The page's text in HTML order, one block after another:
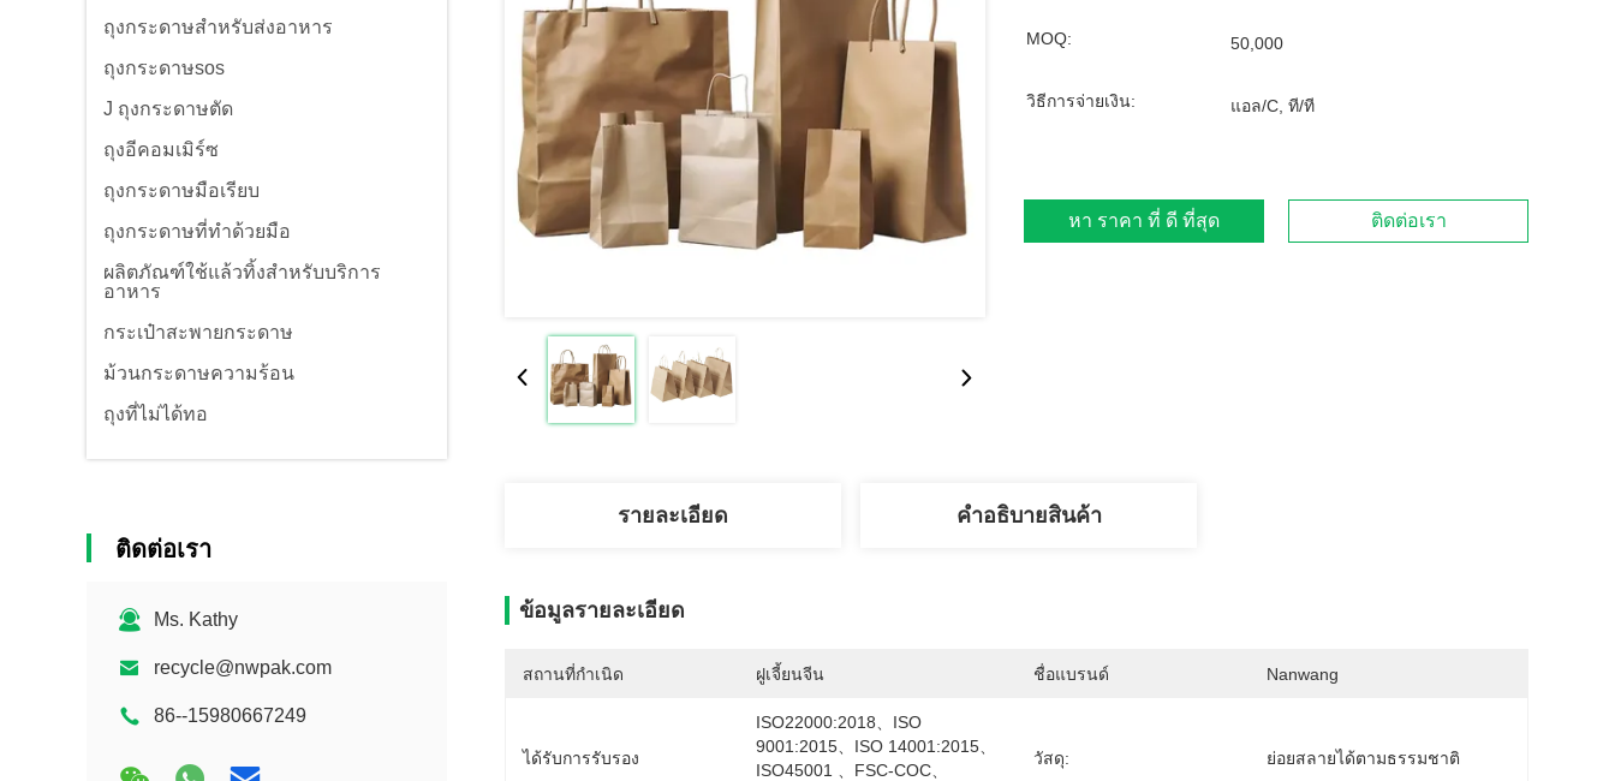
ถุงกระดาษสำหรับส่งอาหาร
ถุงกระดาษsos
J ถุงกระดาษตัด
ถุงอีคอมเมิร์ซ
ถุงกระดาษมือเรียบ
ถุงกระดาษที่ทําด้วยมือ
ผลิตภัณฑ์ใช้แล้วทิ้งสำหรับบริการ
อาหาร
กระเป๋าสะพายกระดาษ
ม้วนกระดาษความร้อน
ถุงที่ไม่ได้ทอ
ติดต่อเรา
Ms. Kathy
recycle@nwpak.com
86--15980667249
MOQ: 50,000
วิธีการจ่ายเงิน: แอล/C, ที/ที
หา ราคา ที่ ดี ที่สุด ติดต่อเรา
รายละเอียด คําอธิบายสินค้า
ข้อมูลรายละเอียด
สถานที่กำเนิด ฝูเจี้ยนจีน ชื่อแบรนด์ Nanwang
ได้รับการรับรอง
ISO22000:2018、ISO
9001:2015、ISO 14001:2015、
ISO45001 、FSC-COC、
วัสดุ: ย่อยสลายได้ตามธรรมชาติ